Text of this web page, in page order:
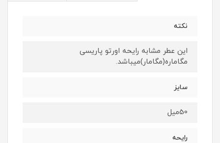
نكته
اين عطر مشابه رايحه اورتو پاريسى
مگاماره(مگامار)ميباشد.
سايز
50ميل
رايحه